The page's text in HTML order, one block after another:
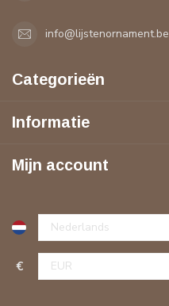
info@lijstenornament.be
Categorieën
Informatie
Mijn account
€